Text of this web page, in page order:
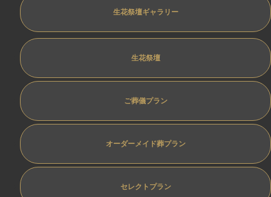
生花祭壇ギャラリー
生花祭壇
ご葬儀プラン
オーダーメイド葬プラン
セレクトプラン